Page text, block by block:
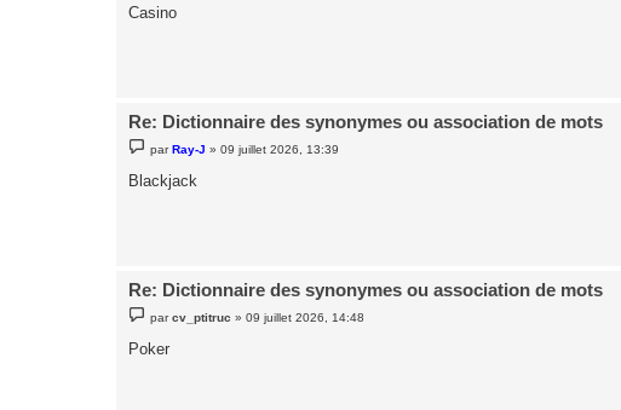
s
Casino
Re: Dictionnaire des synonymes ou association de mots
e
s
parRay-J »09 juillet 2026, 13:39
Blackjack
Re: Dictionnaire des synonymes ou association de mots
e
s
s
parcv_ptitruc »09 juillet 2026, 14:48
Poker